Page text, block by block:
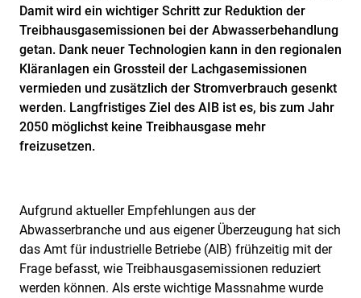
Damit wird ein wichtiger Schritt zur Reduktion der
Treibhausgasemissionen bei der Abwasserbehandlung
getan. Dank neuer Technologien kann in den regionalen
Kläranlagen ein Grossteil der Lachgasemissionen
vermieden und zusätzlich der Stromverbrauch gesenkt
werden. Langfristiges Ziel des AIB ist es, bis zum Jahr
2050 möglichst keine Treibhausgase mehr
freizusetzen.
Aufgrund aktueller Empfehlungen aus der
Abwasserbranche und aus eigener Überzeugung hat sich
das Amt für industrielle Betriebe (AIB) frühzeitig mit der
Frage befasst, wie Treibhausgasemissionen reduziert
werden können. Als erste wichtige Massnahme wurde